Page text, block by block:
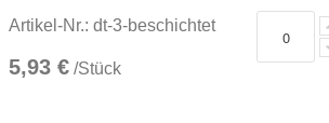
Artikel-Nr.: dt-3-beschichtet
5,93 € /Stück